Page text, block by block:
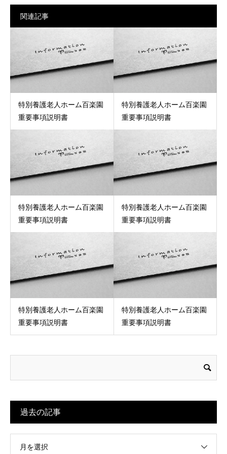
関連記事
特別養護老人ホーム百楽園
重要事項説明書
特別養護老人ホーム百楽園
重要事項説明書
特別養護老人ホーム百楽園
重要事項説明書
特別養護老人ホーム百楽園
重要事項説明書
特別養護老人ホーム百楽園
重要事項説明書
特別養護老人ホーム百楽園
重要事項説明書
過去の記事
月を選択